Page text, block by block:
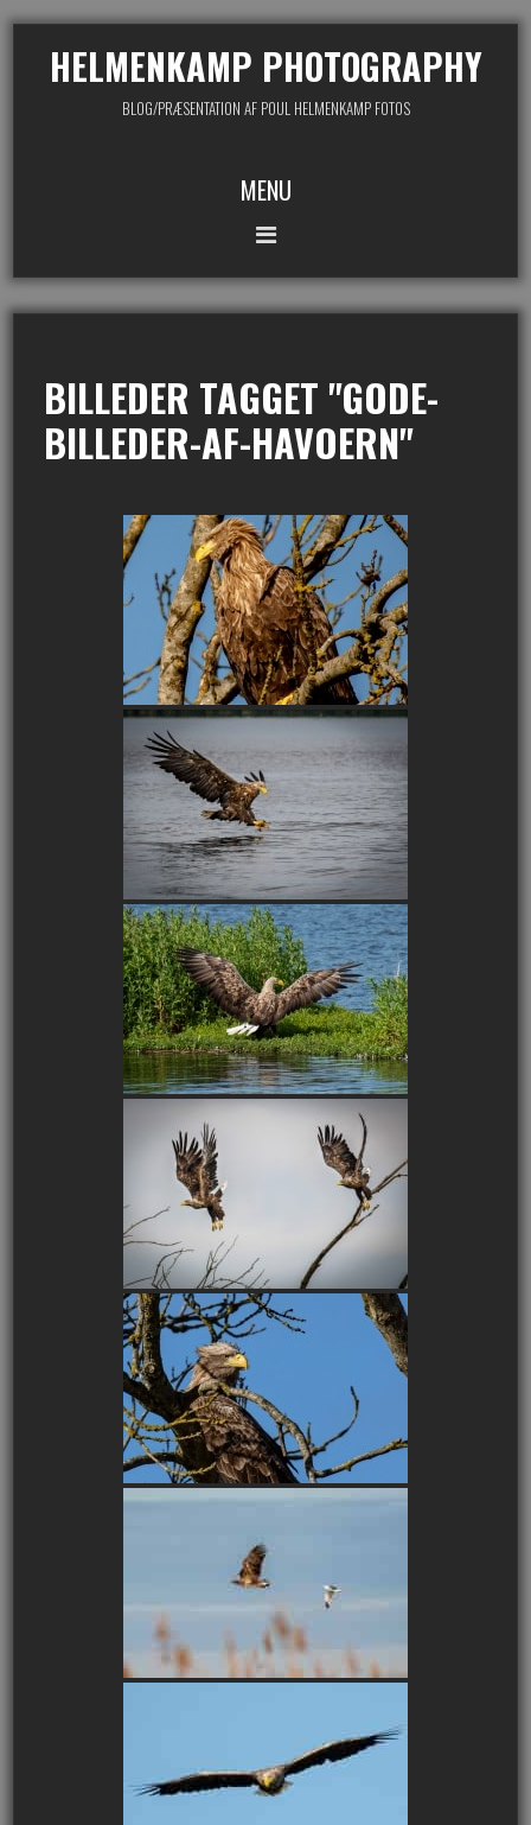
HELMENKAMP PHOTOGRAPHY
BLOG/PRÆSENTATION AF POUL HELMENKAMP FOTOS
MENU
BILLEDER TAGGET "GODE-
BILLEDER-AF-HAVOERN"